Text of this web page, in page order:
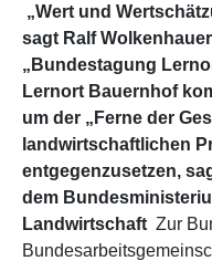
„Wert und
sagt Ralf
„Bundestagung
Lernort Bauernhof
um der „Ferne der
landwirtschaftlichen
entgegenzusetzen,
dem
Landwirtschaft Zur